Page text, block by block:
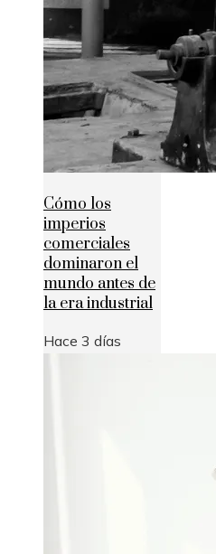
Cómo los
imperios
comerciales
dominaron el
mundo antes de
la era industrial
Hace 3 días